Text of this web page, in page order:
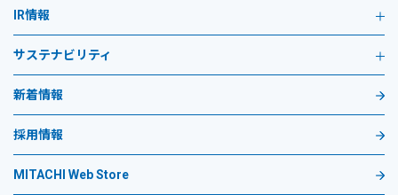
IR情報
サステナビリティ
新着情報
採用情報
MITACHI Web Store